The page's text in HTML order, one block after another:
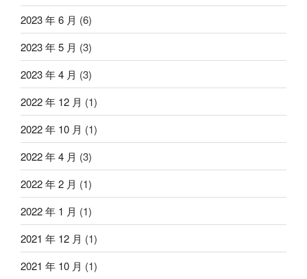
2023 年 6 月 (6)
2023 年 5 月 (3)
2023 年 4 月 (3)
2022 年 12 月 (1)
2022 年 10 月 (1)
2022 年 4 月 (3)
2022 年 2 月 (1)
2022 年 1 月 (1)
2021 年 12 月 (1)
2021 年 10 月 (1)